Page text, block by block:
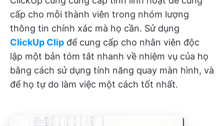
cấp cho mỗi thành viên trong nhóm lượng
thông tin chính xác mà họ cần. Sử dụng
ClickUp Clip để cung cấp cho nhân viên độc
lập một bản tóm tắt nhanh về nhiệm vụ của họ
bằng cách sử dụng tính năng quay màn hình, và
để họ tự do làm việc một cách tốt nhất.